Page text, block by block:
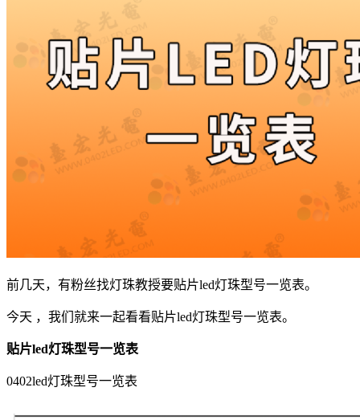
前几天，有粉丝找灯珠教授要贴片led灯珠型号一览表。
今天 ，我们就来一起看看贴片led灯珠型号一览表。
贴片led灯珠型号一览表
0402led灯珠型号一览表